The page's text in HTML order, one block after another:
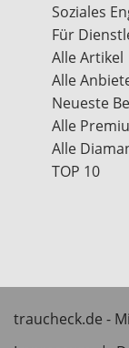
Soziales
Für
Alle Artikel
Alle
Neueste
Alle
Alle
TOP 10
traucheck.de -